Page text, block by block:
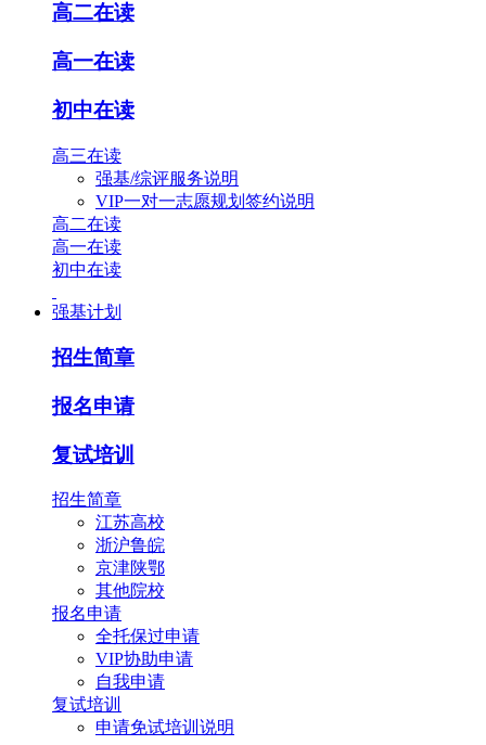
高二在读
高一在读
初中在读
高三在读
强基/综评服务说明
VIP一对一志愿规划签约说明
高二在读
高一在读
初中在读
强基计划
招生简章
报名申请
复试培训
招生简章
江苏高校
浙沪鲁皖
京津陕鄂
其他院校
报名申请
全托保过申请
VIP协助申请
自我申请
复试培训
申请免试培训说明